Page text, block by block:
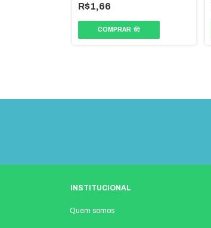
R$1,66
COMPRAR
INSTITUCIONAL
Quem somos